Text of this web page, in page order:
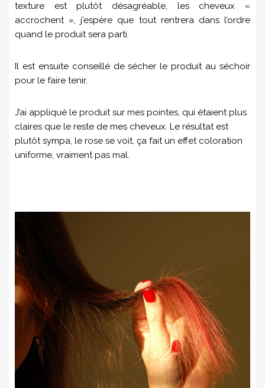
texture est plutôt désagréable, les cheveux «
accrochent », j’espère que tout rentrera dans l’ordre
quand le produit sera parti.
Il est ensuite conseillé de sécher le produit au séchoir
pour le faire tenir.
J’ai appliqué le produit sur mes pointes, qui étaient plus
claires que le reste de mes cheveux. Le résultat est
plutôt sympa, le rose se voit, ça fait un effet coloration
uniforme, vraiment pas mal.